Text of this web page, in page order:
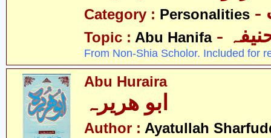
Category : Personalities
Topic : Abu Hanifa
From Non-Shia Scholor. Included for
Abu Huraira
Author : Ayatullah